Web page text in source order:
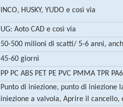
INCO, HUSKY, YUDO e così via
UG: Aoto CAD e così via
50-500 milioni di scatti/ 5-6 anni,
45-60 giorni
PP PC ABS PET PE PVC PMMA TPR
Punto di iniezione, punto di iniezione
iniezione a valvola, Aprire il cancello,